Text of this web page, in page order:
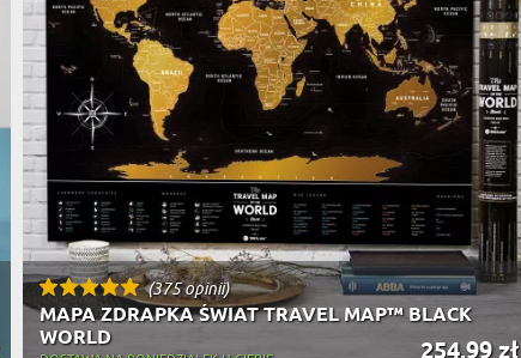
(375 opinii)
MAPA ZDRAPKA ŚWIAT TRAVEL MAP™ BLACK
WORLD